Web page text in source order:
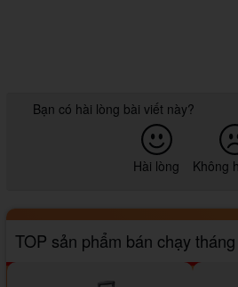
Bạn có hài lòng bài viết này?
Hài lòng Không
TOP sản phẩm bán chạy